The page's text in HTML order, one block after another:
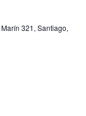
Marín 321, Santiago,